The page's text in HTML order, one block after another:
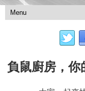
負鼠廚房，